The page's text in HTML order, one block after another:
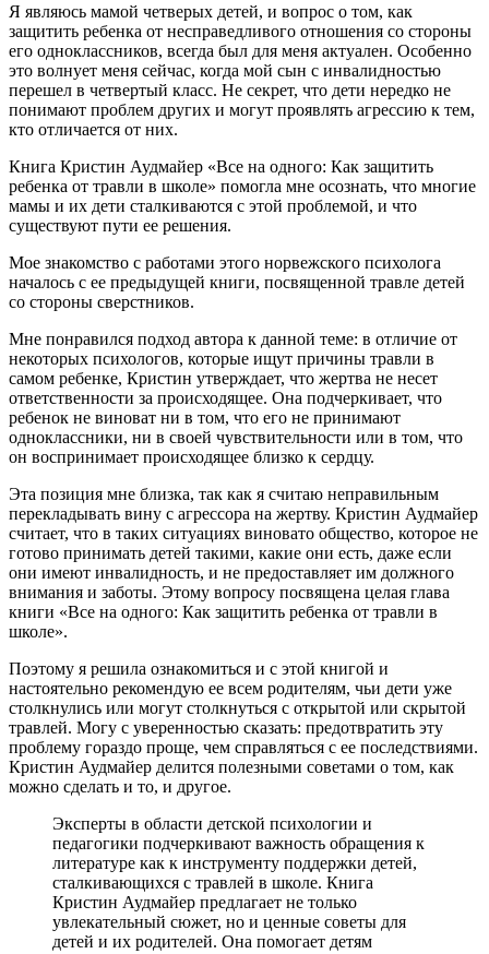
Я являюсь мамой четверых детей, и вопрос о том, как
защитить ребенка от несправедливого отношения со стороны
его одноклассников, всегда был для меня актуален. Особенно
это волнует меня сейчас, когда мой сын с инвалидностью
перешел в четвертый класс. Не секрет, что дети нередко не
понимают проблем других и могут проявлять агрессию к тем,
кто отличается от них.
Книга Кристин Аудмайер «Все на одного: Как защитить
ребенка от травли в школе» помогла мне осознать, что многие
мамы и их дети сталкиваются с этой проблемой, и что
существуют пути ее решения.
Мое знакомство с работами этого норвежского психолога
началось с ее предыдущей книги, посвященной травле детей
со стороны сверстников.
Мне понравился подход автора к данной теме: в отличие от
некоторых психологов, которые ищут причины травли в
самом ребенке, Кристин утверждает, что жертва не несет
ответственности за происходящее. Она подчеркивает, что
ребенок не виноват ни в том, что его не принимают
одноклассники, ни в своей чувствительности или в том, что
он воспринимает происходящее близко к сердцу.
Эта позиция мне близка, так как я считаю неправильным
перекладывать вину с агрессора на жертву. Кристин Аудмайер
считает, что в таких ситуациях виновато общество, которое не
готово принимать детей такими, какие они есть, даже если
они имеют инвалидность, и не предоставляет им должного
внимания и заботы. Этому вопросу посвящена целая глава
книги «Все на одного: Как защитить ребенка от травли в
школе».
Поэтому я решила ознакомиться и с этой книгой и
настоятельно рекомендую ее всем родителям, чьи дети уже
столкнулись или могут столкнуться с открытой или скрытой
травлей. Могу с уверенностью сказать: предотвратить эту
проблему гораздо проще, чем справляться с ее последствиями.
Кристин Аудмайер делится полезными советами о том, как
можно сделать и то, и другое.
Эксперты в области детской психологии и
педагогики подчеркивают важность обращения к
литературе как к инструменту поддержки детей,
сталкивающихся с травлей в школе. Книга
Кристин Аудмайер предлагает не только
увлекательный сюжет, но и ценные советы для
детей и их родителей. Она помогает детям